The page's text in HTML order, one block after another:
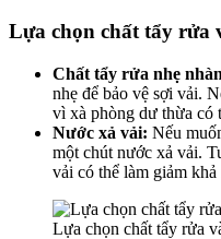
Lựa chọn chất tẩy rửa
Chất tẩy rửa nhẹ
nhẹ để bảo vệ sợi vải.
vì xà phòng dư thừa có
Nước xả vải: Nếu
một chút nước xả vải.
vải có thể làm giảm
Lựa chọn chất tẩy rửa